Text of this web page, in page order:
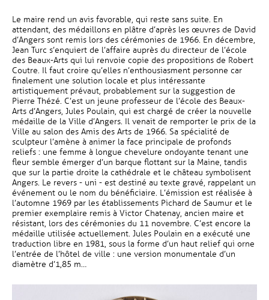
Le maire rend un avis favorable, qui reste sans suite. En
attendant, des médaillons en plâtre d’après les œuvres de David
d’Angers sont remis lors des cérémonies de 1966. En décembre,
Jean Turc s’enquiert de l’affaire auprès du directeur de l’école
des Beaux-Arts qui lui renvoie copie des propositions de Robert
Coutre. Il faut croire qu’elles n’enthousiasment personne car
finalement une solution locale et plus intéressante
artistiquement prévaut, probablement sur la suggestion de
Pierre Thézé. C’est un jeune professeur de l’école des Beaux-
Arts d’Angers, Jules Poulain, qui est chargé de créer la nouvelle
médaille de la Ville d’Angers. Il venait de remporter le prix de la
Ville au salon des Amis des Arts de 1966. Sa spécialité de
sculpteur l’amène à animer la face principale de profonds
reliefs : une femme à longue chevelure ondoyante tenant une
fleur semble émerger d’un barque flottant sur la Maine, tandis
que sur la partie droite la cathédrale et le château symbolisent
Angers. Le revers - uni - est destiné au texte gravé, rappelant un
événement ou le nom du bénéficiaire. L’émission est réalisée à
l’automne 1969 par les établissements Pichard de Saumur et le
premier exemplaire remis à Victor Chatenay, ancien maire et
résistant, lors des cérémonies du 11 novembre. C’est encore la
médaille utilisée actuellement. Jules Poulain en a exécuté une
traduction libre en 1981, sous la forme d’un haut relief qui orne
l’entrée de l’hôtel de ville : une version monumentale d’un
diamètre d’1,85 m…